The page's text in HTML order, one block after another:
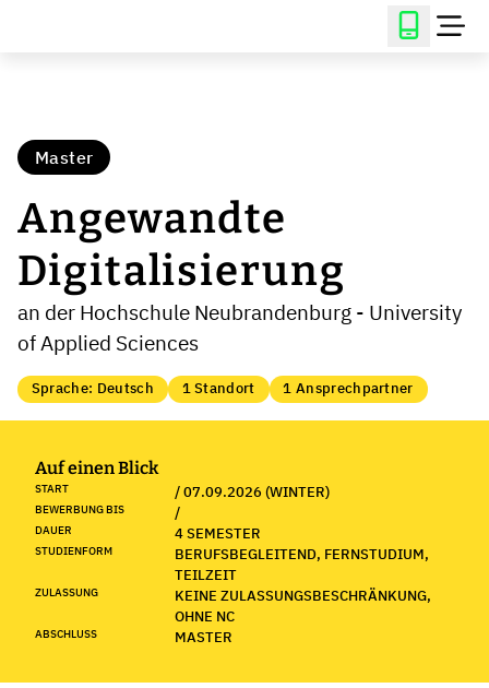
Master
Angewandte
Digitalisierung
an der Hochschule Neubrandenburg - University
of Applied Sciences
Sprache: Deutsch 1 Standort 1 Ansprechpartner
Auf einen Blick
START / 07.09.2026 (WINTER)
BEWERBUNG BIS /
DAUER 4 SEMESTER
STUDIENFORM
BERUFSBEGLEITEND, FERNSTUDIUM,
TEILZEIT
ZULASSUNG
KEINE ZULASSUNGSBESCHRÄNKUNG,
OHNE NC
ABSCHLUSS MASTER